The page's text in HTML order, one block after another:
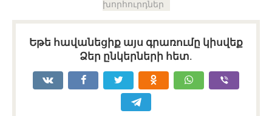
խորհուրդներ
Եթե հավանեցիք այս գրառումը կիսվեք
Ձեր ընկերների հետ.